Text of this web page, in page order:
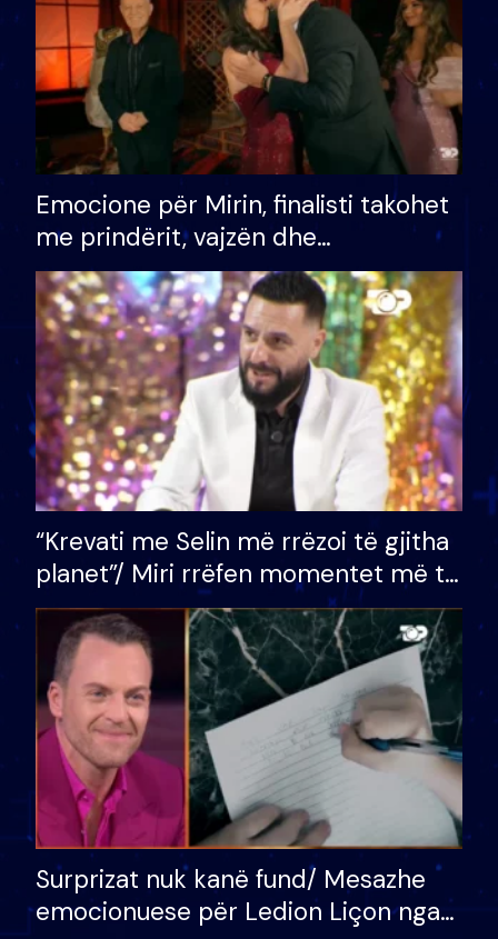
Emocione për Mirin, finalisti takohet
me prindërit, vajzën dhe
bashkëshorten: S’kemi ndonjë letër
divorci apo jo?
“Krevati me Selin më rrëzoi të gjitha
planet”/ Miri rrëfen momentet më të
bukura në shtëpinë e BB VIP: Do më
mungojë zilja e mëngjesit kur…
Surprizat nuk kanë fund/ Mesazhe
emocionuese për Ledion Liçon nga